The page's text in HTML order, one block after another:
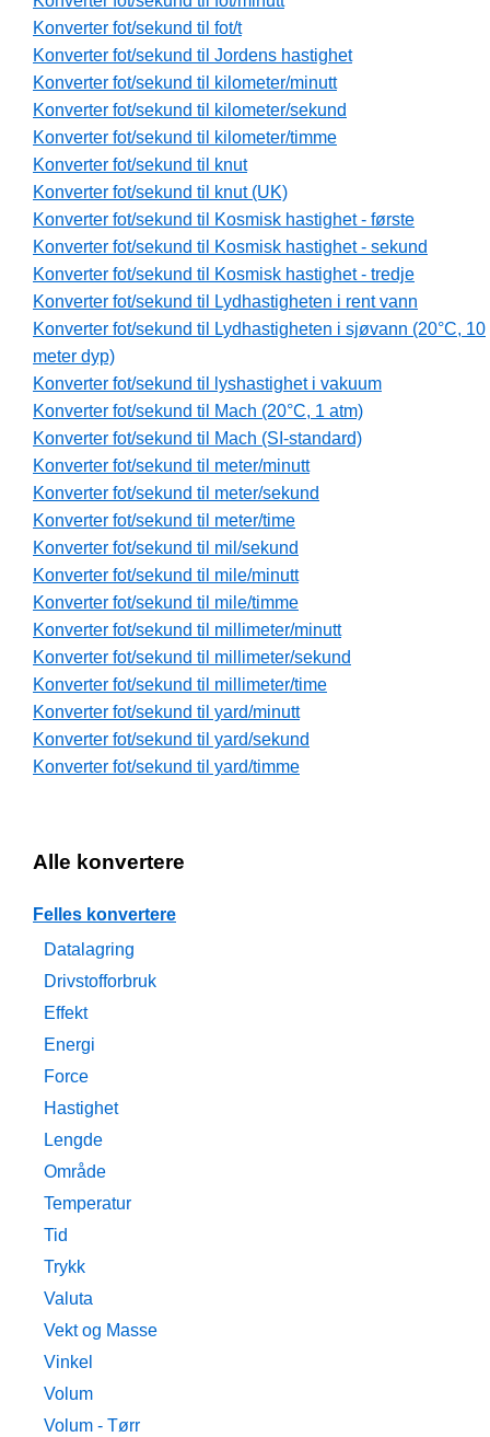
Konverter fot/sekund til fot/t
Konverter fot/sekund til Jordens hastighet
Konverter fot/sekund til kilometer/minutt
Konverter fot/sekund til kilometer/sekund
Konverter fot/sekund til kilometer/timme
Konverter fot/sekund til knut
Konverter fot/sekund til knut (UK)
Konverter fot/sekund til Kosmisk hastighet - første
Konverter fot/sekund til Kosmisk hastighet - sekund
Konverter fot/sekund til Kosmisk hastighet - tredje
Konverter fot/sekund til Lydhastigheten i rent vann
Konverter fot/sekund til Lydhastigheten i sjøvann (20°C, 10
meter dyp)
Konverter fot/sekund til lyshastighet i vakuum
Konverter fot/sekund til Mach (20°C, 1 atm)
Konverter fot/sekund til Mach (SI-standard)
Konverter fot/sekund til meter/minutt
Konverter fot/sekund til meter/sekund
Konverter fot/sekund til meter/time
Konverter fot/sekund til mil/sekund
Konverter fot/sekund til mile/minutt
Konverter fot/sekund til mile/timme
Konverter fot/sekund til millimeter/minutt
Konverter fot/sekund til millimeter/sekund
Konverter fot/sekund til millimeter/time
Konverter fot/sekund til yard/minutt
Konverter fot/sekund til yard/sekund
Konverter fot/sekund til yard/timme
Alle konvertere
Felles konvertere
Datalagring
Drivstofforbruk
Effekt
Energi
Force
Hastighet
Lengde
Område
Temperatur
Tid
Trykk
Valuta
Vekt og Masse
Vinkel
Volum
Volum - Tørr